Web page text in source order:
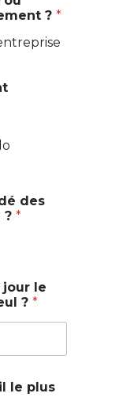
? *
des
? *
jour le
? *
le plus